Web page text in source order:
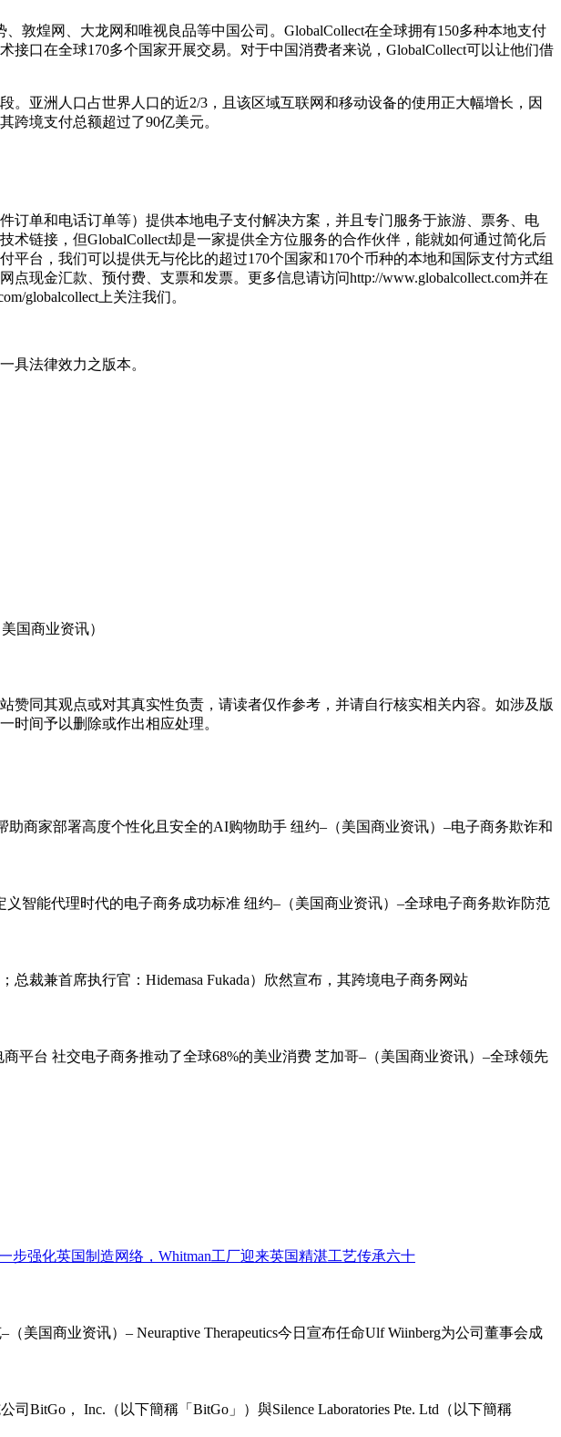
敦煌网、大龙网和唯视良品等中国公司。GlobalCollect在全球拥有150多种本地支付
口在全球170多个国家开展交易。对于中国消费者来说，GlobalCollect可以让他们借
亚洲人口占世界人口的近2/3，且该区域互联网和移动设备的使用正大幅增长，因
跨境支付总额超过了90亿美元。
订单和电话订单等）提供本地电子支付解决方案，并且专门服务于旅游、票务、电
链接，但GlobalCollect却是一家提供全方位服务的合作伙伴，能就如何通过简化后
台，我们可以提供无与伦比的超过170个国家和170个币种的本地和国际支付方式组
现金汇款、预付费、支票和发票。更多信息请访问http://www.globalcollect.com并在
globalcollect上关注我们。
具法律效力之版本。
国商业资讯）
同其观点或对其真实性负责，请读者仅作参考，并请自行核实相关内容。如涉及版
时间予以删除或作出相应处理。
商家部署高度个性化且安全的AI购物助手 纽约–（美国商业资讯）–电子商务欺诈和
智能代理时代的电子商务成功标准 纽约–（美国商业资讯）–全球电子商务欺诈防范
裁兼首席执行官：Hidemasa Fukada）欣然宣布，其跨境电子商务网站
平台 社交电子商务推动了全球68%的美业消费 芝加哥–（美国商业资讯）–全球领先
美国商业资讯）– Neuraptive Therapeutics今日宣布任命Ulf Wiinberg为公司董事会成
BitGo， Inc.（以下簡稱「BitGo」）與Silence Laboratories Pte. Ltd（以下簡稱